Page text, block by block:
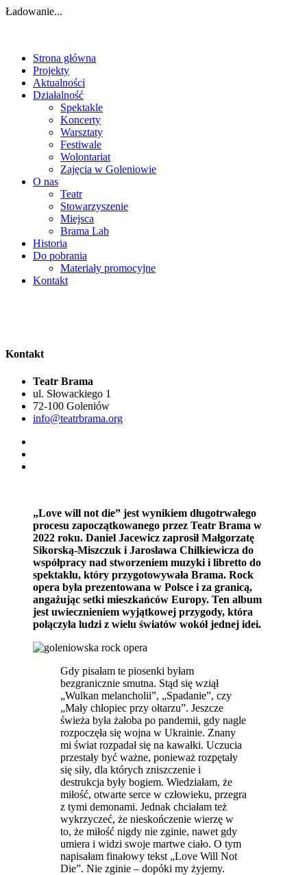
Ładowanie...
Strona główna
Projekty
Aktualności
Działalność
Spektakle
Koncerty
Warsztaty
Festiwale
Wolontariat
Zajęcia w Goleniowie
O nas
Teatr
Stowarzyszenie
Miejsca
Brama Lab
Historia
Do pobrania
Materiały promocyjne
Kontakt
Kontakt
Teatr Brama
ul. Słowackiego 1
72-100 Goleniów
info@teatrbrama.org
„Love will not die” jest wynikiem długotrwałego
procesu zapoczątkowanego przez Teatr Brama w
2022 roku. Daniel Jacewicz zaprosił Małgorzatę
Sikorską-Miszczuk i Jarosława Chilkiewicza do
współpracy nad stworzeniem muzyki i libretto do
spektaklu, który przygotowywała Brama. Rock
opera była prezentowana w Polsce i za granicą,
angażując setki mieszkańców Europy. Ten album
jest uwiecznieniem wyjątkowej przygody, która
połączyła ludzi z wielu światów wokół jednej idei.
Gdy pisałam te piosenki byłam
bezgranicznie smutna. Stąd się wziął
„Wulkan melancholii”, „Spadanie”, czy
„Mały chłopiec przy ołtarzu”. Jeszcze
świeża była żałoba po pandemii, gdy nagle
rozpoczęła się wojna w Ukrainie. Znany
mi świat rozpadał się na kawałki. Uczucia
przestały być ważne, ponieważ rozpętały
się siły, dla których zniszczenie i
destrukcja były bogiem. Wiedziałam, że
miłość, otwarte serce w człowieku, przegra
z tymi demonami. Jednak chciałam też
wykrzyczeć, że nieskończenie wierzę w
to, że miłość nigdy nie zginie, nawet gdy
umiera i widzi swoje martwe ciało. O tym
napisałam finałowy tekst „Love Will Not
Die”. Nie zginie – dopóki my żyjemy.